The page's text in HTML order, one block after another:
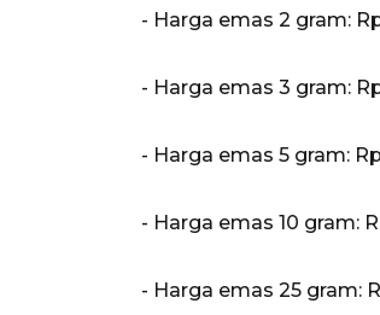
‎- ⁠Harga emas 2 gram:
‎- ⁠Harga emas 3 gram:
‎- ⁠Harga emas 5 gram:
‎- ⁠Harga emas 10 gram:
‎- Harga emas 25 gram: